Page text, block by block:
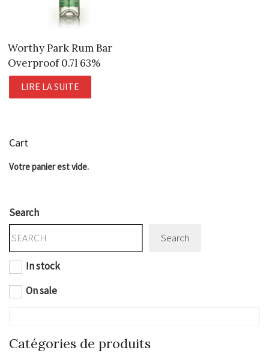
Worthy Park Rum Bar
Overproof 0.7l 63%
LIRE LA SUITE
Cart
Votre panier est vide.
Search
Search
In stock
On sale
Catégories de produits